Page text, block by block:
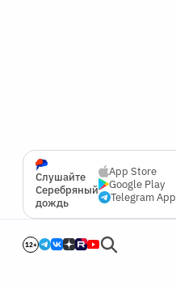
Слушайте
Серебряный
дождь
App Store
Google Play
Telegram App
12+